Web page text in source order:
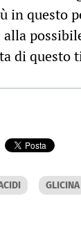
in questo
di questo
GLICINA